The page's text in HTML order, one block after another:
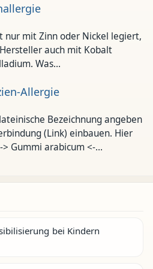
nur mit Zinn oder Nickel legiert,
auch mit Kobalt
Was…
Allergie
Bezeichnung angeben
(Link) einbauen. Hier
> Gummi arabicum <-…
bei Kindern